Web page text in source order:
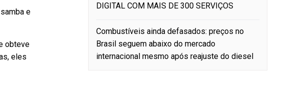
e
obteve
eles
DIGITAL COM MAIS DE 300 SERVIÇOS
Combustíveis ainda defasados: preços no
Brasil seguem abaixo do mercado
internacional mesmo após reajuste do diesel